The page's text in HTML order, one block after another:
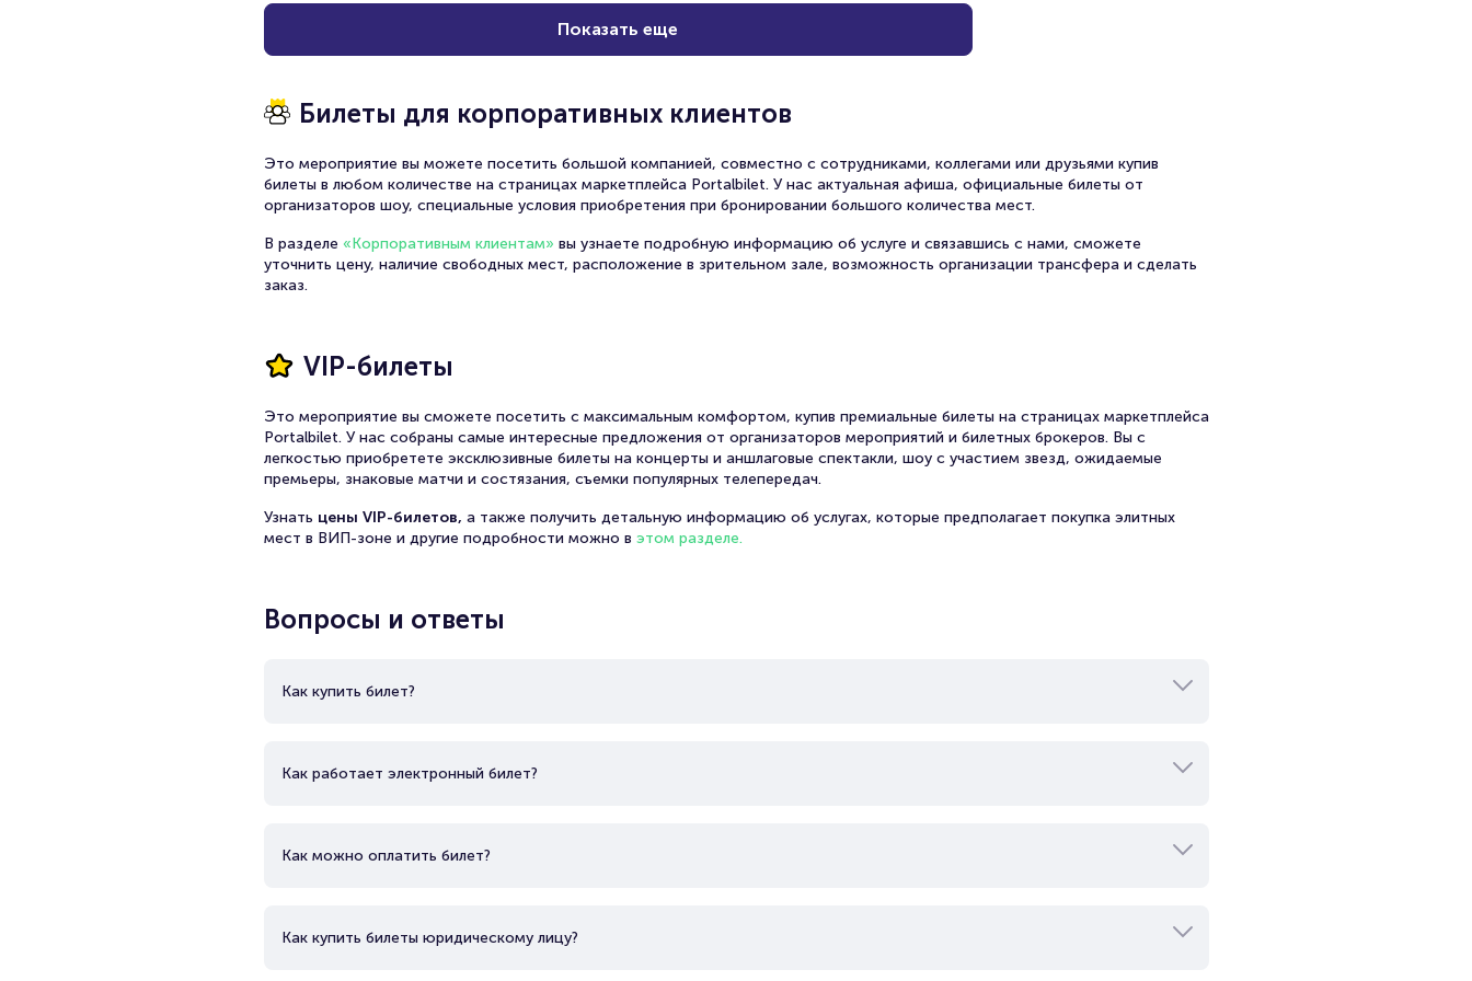
Показать еще
Билеты для корпоративных клиентов
Это мероприятие вы можете посетить большой компанией, совместно с сотрудниками, коллегами или друзьями купив
билеты в любом количестве на страницах маркетплейса Portalbilet. У нас актуальная афиша, официальные билеты от
организаторов шоу, специальные условия приобретения при бронировании большого количества мест.
В разделе «Корпоративным клиентам» вы узнаете подробную информацию об услуге и связавшись с нами, сможете
уточнить цену, наличие свободных мест, расположение в зрительном зале, возможность организации трансфера и сделать
заказ.
VIP-билеты
Это мероприятие вы сможете посетить с максимальным комфортом, купив премиальные билеты на страницах маркетплейса
Portalbilet. У нас собраны самые интересные предложения от организаторов мероприятий и билетных брокеров. Вы с
легкостью приобретете эксклюзивные билеты на концерты и аншлаговые спектакли, шоу с участием звезд, ожидаемые
премьеры, знаковые матчи и состязания, съемки популярных телепередач.
Узнать цены VIP-билетов, а также получить детальную информацию об услугах, которые предполагает покупка элитных
мест в ВИП-зоне и другие подробности можно в этом разделе.
Вопросы и ответы
Как купить билет?
Как работает электронный билет?
Как можно оплатить билет?
Как купить билеты юридическому лицу?